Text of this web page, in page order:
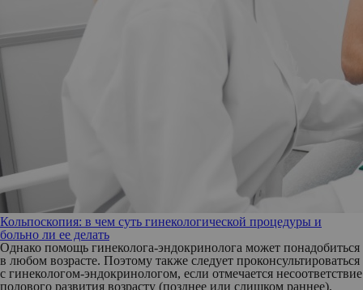
Кольпоскопия: в чем суть гинекологической процедуры и
больно ли ее делать
Однако помощь гинеколога-эндокринолога может понадобиться
в любом возрасте. Поэтому также следует проконсультироваться
с гинекологом-эндокринологом, если отмечается несоответствие
полового развития возрасту (позднее или слишком раннее),